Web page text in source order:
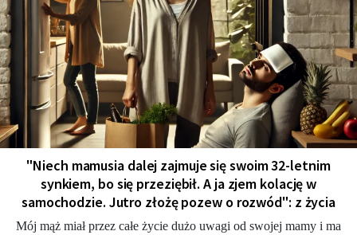
"Niech mamusia dalej zajmuje się swoim 32-letnim
synkiem, bo się przeziębił. A ja zjem kolację w
samochodzie. Jutro złożę pozew o rozwód": z życia
Mój mąż miał przez całe życie dużo uwagi od swojej mamy i ma